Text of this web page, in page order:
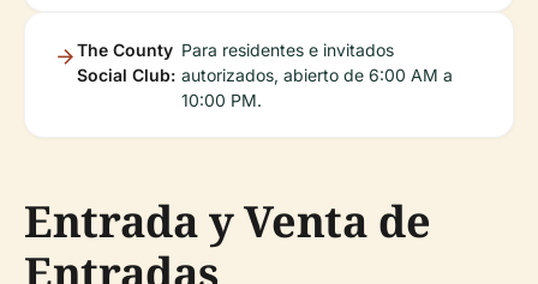
The County
Social Club:
Para residentes e invitados
autorizados, abierto de 6:00 AM a
10:00 PM.
Entrada y Venta de